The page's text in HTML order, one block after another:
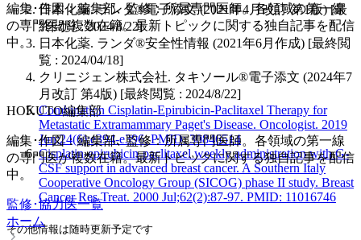
編集･作図：編集部､ 監修：所属専門医師。各領域の第一線
の専門医が複数在籍。最新トピックに関する独自記事を配信
中。
HOKUTO編集部
編集･作図：編集部､ 監修：所属専門医師。各領域の第一線
の専門医が複数在籍。最新トピックに関する独自記事を配信
中。
監修･協力医一覧
ホーム
日本化薬. ランダ®電子添文 (2021年4月改訂 第1版) [最
終閲覧 : 2024/8/22]
日本化薬. ランダ®安全性情報 (2021年6月作成) [最終閲
覧 : 2024/04/18]
クリニジェン株式会社. タキソール®電子添文 (2024年7
月改訂 第4版) [最終閲覧 : 2024/8/22]
Combination Cisplatin-Epirubicin-Paclitaxel Therapy for
Metastatic Extramammary Paget's Disease. Oncologist. 2019
Jun;24(6):e394-e396. PMID: 30846514
Cisplatin-epirubicin-paclitaxel weekly administration with G-
CSF support in advanced breast cancer. A Southern Italy
Cooperative Oncology Group (SICOG) phase II study. Breast
Cancer Res Treat. 2000 Jul;62(2):87-97. PMID: 11016746
その他情報は随時更新予定です